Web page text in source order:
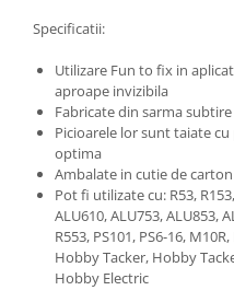
Specificatii:
Utilizare Fun to fix in
aproape invizibila
Fabricate din sarma
Picioarele lor sunt taiate
optima
Ambalate in cutie de
Pot fi utilizate cu: R53,
ALU610, ALU753, ALU853,
R553, PS101, PS6-16,
Hobby Tacker, Hobby
Hobby Electric